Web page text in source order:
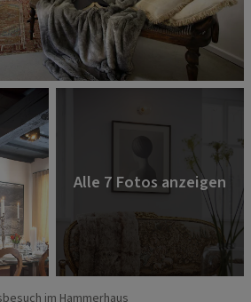
im Hammerhaus